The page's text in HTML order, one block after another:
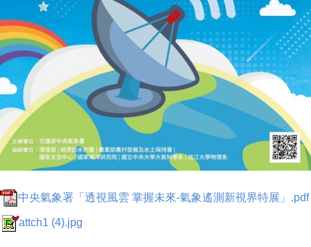
中央氣象署「透視風雲 掌握未來-氣象遙測新視界特展」.pdf
attch1 (4).jpg